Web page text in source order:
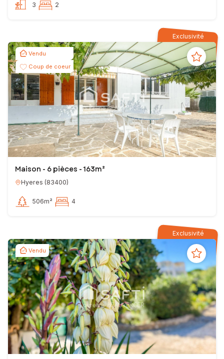
3 2
Exclusivité
Vendu
Coup de coeur
Maison - 6 pièces - 163m²
Hyeres (83400)
506m² 4
Exclusivité
Vendu